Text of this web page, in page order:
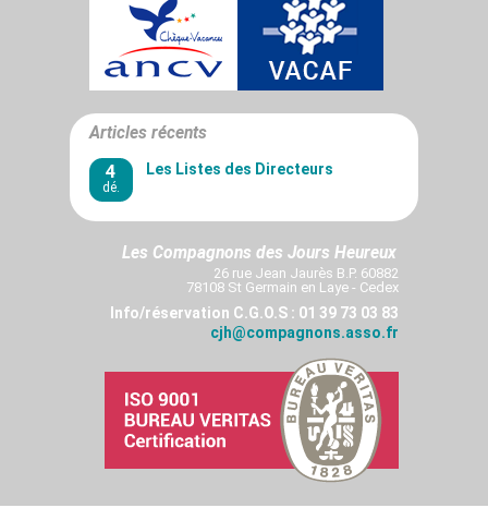
Articles récents
4
dé.
Les Listes des Directeurs
Les Compagnons des Jours Heureux
26 rue Jean Jaurès B.P. 60882
78108 St Germain en Laye - Cedex
Info/réservation C.G.O.S : 01 39 73 03 83
cjh@compagnons.asso.fr